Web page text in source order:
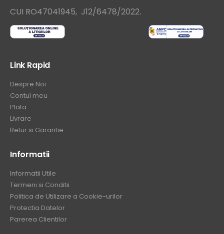
CUI RO47041945, J12/6478/2022.
Link Rapid
Despre Noi
Contul meu
Plata
Livrare
Retur si Garantie
Informatii
Informatii Utile
Termeni si Conditii
Politica de Utilizare a Cookie-urilor
Protectia Datelor
Parerea Clientilor